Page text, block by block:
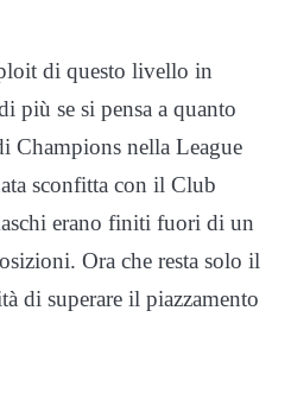
di questo livello in
più se si pensa a quanto
Champions nella League
sconfitta con il Club
erano finiti fuori di un
Ora che resta solo il
di superare il piazzamento